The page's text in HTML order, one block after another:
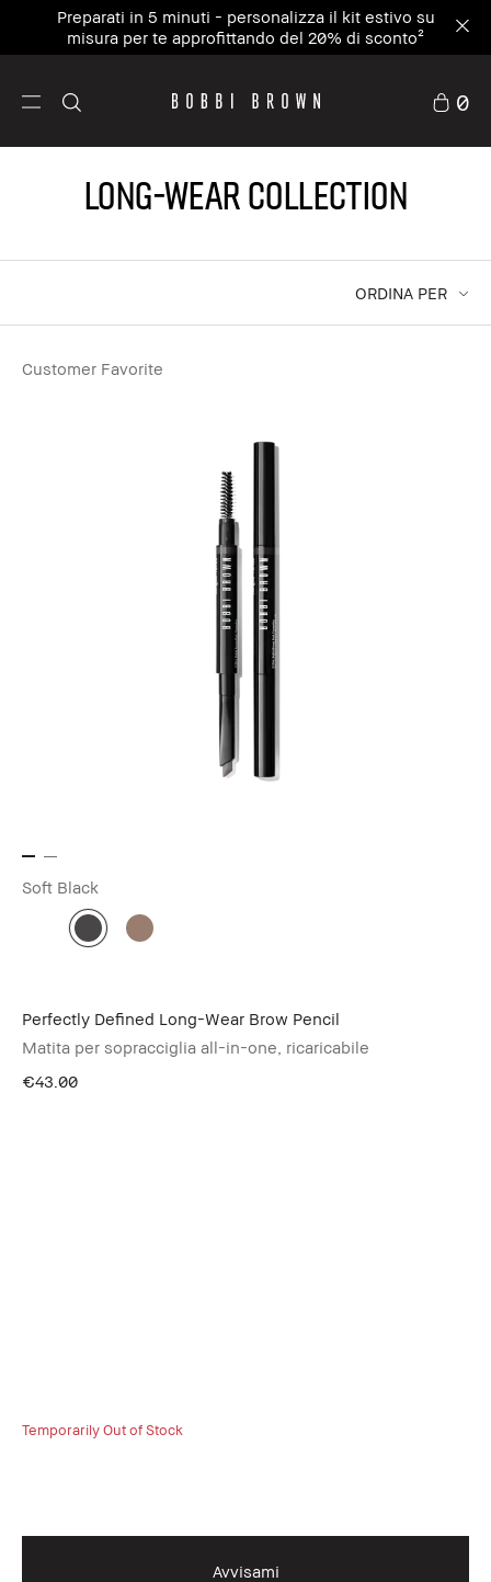
Preparati in 5 minuti - personalizza il kit estivo su
misura per te approfittando del 20% di sconto²
0
LONG-WEAR COLLECTION
ORDINA PER
Customer Favorite
Soft Black
Perfectly Defined Long-Wear Brow Pencil
Matita per sopracciglia all-in-one, ricaricabile
€43.00
Temporarily Out of Stock
Avvisami